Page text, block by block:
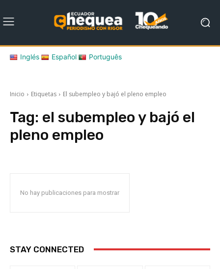
Inglés Español Português
Inicio Etiquetas El subempleo y bajó el pleno empleo
Tag: el subempleo y bajó el
pleno empleo
No hay publicaciones para mostrar
STAY CONNECTED